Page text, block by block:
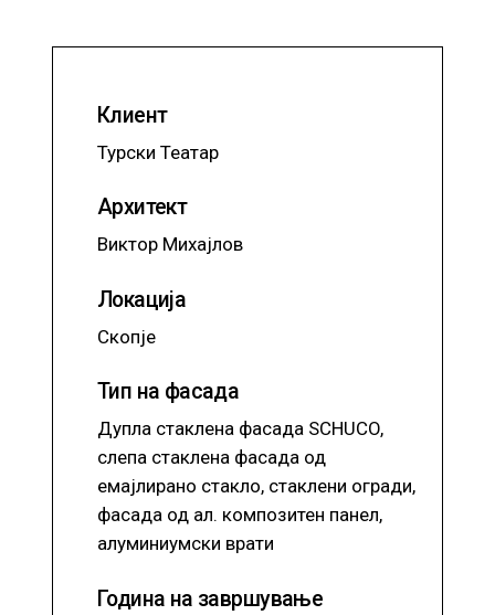
Клиент
Турски Театар
Архитект
Виктор Михајлов
Локација
Скопје
Тип на фасада
Дупла стаклена фасада SCHUCO,
слепа стаклена фасада од
емајлирано стакло, стаклени огради,
фасада од ал. композитен панел,
алуминиумски врати
Година на завршување